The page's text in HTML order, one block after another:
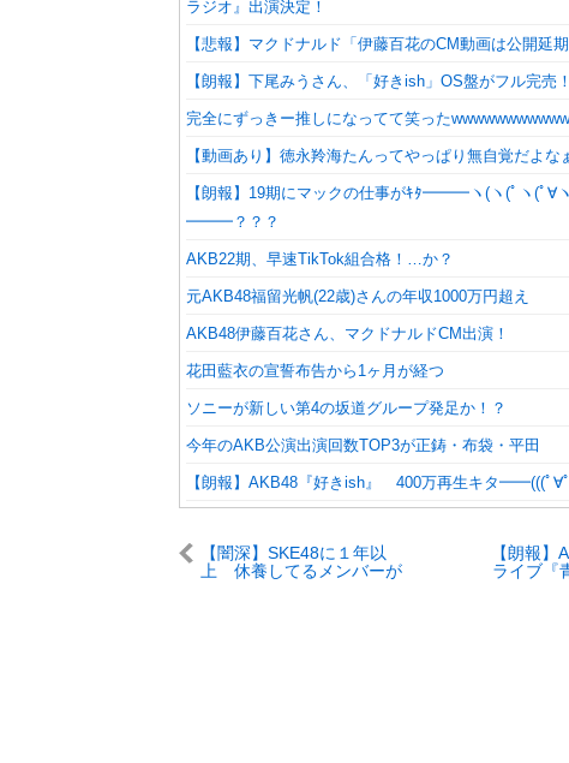
ラジオ』出演決定！
【悲報】マクドナルド「伊藤百花のCM動画は公開延期
【朗報】下尾みうさん、「好きish」OS盤がフル完売！
完全にずっきー推しになってて笑った
【動画あり】徳永羚海たんってやっぱり無自覚だよな
【朗報】19期にマックの仕事がｷﾀ━━━ヽ(ヽ(ﾟヽ(ﾟ∀
━━━？？？
AKB22期、早速TikTok組合格！…か？
元AKB48福留光帆(22歳)さんの年収1000万円超え
AKB48伊藤百花さん、マクドナルドCM出演！
花田藍衣の宣誓布告から1ヶ月が経つ
ソニーが新しい第4の坂道グループ発足か！？
今年のAKB公演出演回数TOP3が正鋳・布袋・平田
【朗報】AKB48『好きish』 400万再生キタ
【闇深】SKE48に１年以
上 休養してるメンバーが
【朗報】
ライブ『